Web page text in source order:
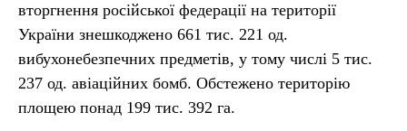
вторгнення російської федерації на території
України знешкоджено 661 тис. 221 од.
вибухонебезпечних предметів, у тому числі 5 тис.
237 од. авіаційних бомб. Обстежено територію
площею понад 199 тис. 392 га.